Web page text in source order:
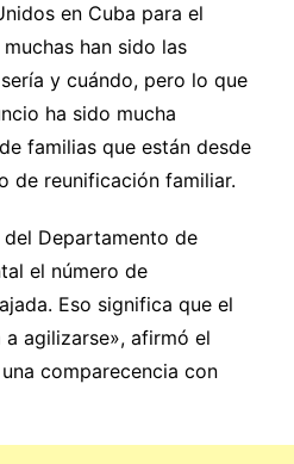
en Cuba para el
han sido las
y cuándo, pero lo que
ha sido mucha
familias que están desde
de reunificación familiar.
Departamento de
el número de
Eso significa que el
agilizarse», afirmó el
comparecencia con